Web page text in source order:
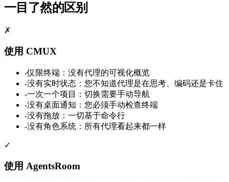
一目了然的区别
✗
使用 CMUX
-仅限终端：没有代理的可视化概览
-没有实时状态：您不知道代理是在思考、编码还是卡住
-一次一个项目：切换需要手动导航
-没有桌面通知：您必须手动检查终端
-没有拖放：一切基于命令行
-没有角色系统：所有代理看起来都一样
✓
使用 AgentsRoom